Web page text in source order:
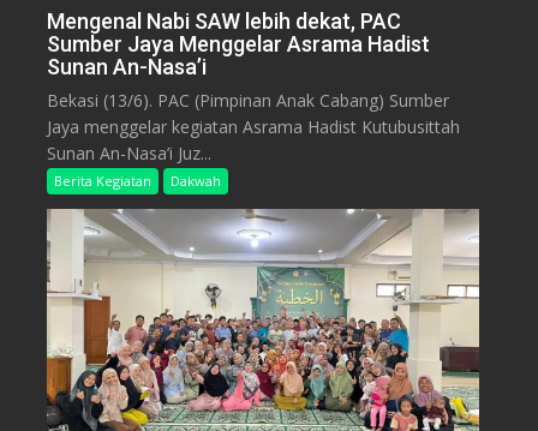
Mengenal Nabi SAW lebih dekat, PAC
Sumber Jaya Menggelar Asrama Hadist
Sunan An-Nasa’i
Bekasi (13/6). PAC (Pimpinan Anak Cabang) Sumber
Jaya menggelar kegiatan Asrama Hadist Kutubusittah
Sunan An-Nasa’i Juz...
Berita Kegiatan Dakwah